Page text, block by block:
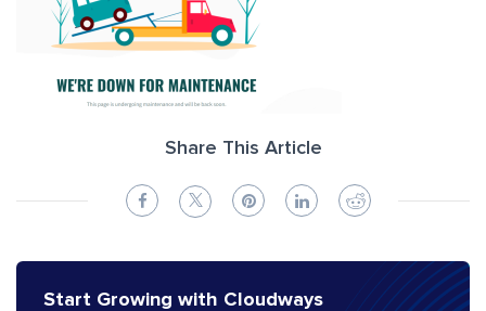
Share This Article
Start Growing with Cloudways